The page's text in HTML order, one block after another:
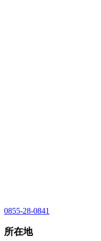
0855-28-0841
所在地